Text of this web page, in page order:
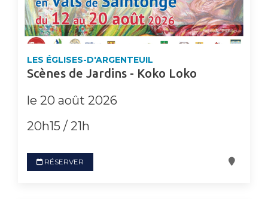
LES ÉGLISES-D'ARGENTEUIL
Scènes de Jardins - Koko Loko
le 20 août 2026
20h15 / 21h
RÉSERVER